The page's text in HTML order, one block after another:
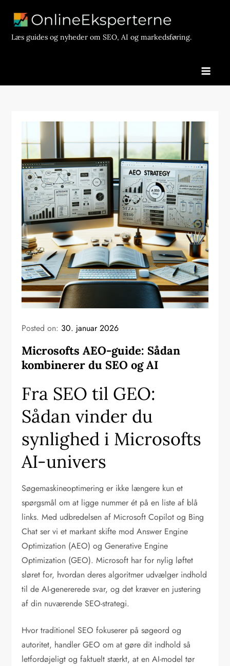
contentLæs guides og nyheder om SEO, AI og markedsføring.
Posted on: 30. januar 2026
Microsofts AEO-guide: Sådan
kombinerer du SEO og AI
Fra SEO til GEO:
Sådan vinder du
synlighed i Microsofts
AI-univers
Søgemaskineoptimering er ikke længere kun et
spørgsmål om at ligge nummer ét på en liste af blå
links. Med udbredelsen af Microsoft Copilot og Bing
Chat ser vi et markant skifte mod Answer Engine
Optimization (AEO) og Generative Engine
Optimization (GEO). Microsoft har for nylig løftet
sløret for, hvordan deres algoritmer udvælger indhold
til de AI-genererede svar, og det kræver en justering
af din nuværende SEO-strategi.
Hvor traditionel SEO fokuserer på søgeord og
autoritet, handler GEO om at gøre dit indhold så
letfordøjeligt og faktuelt stærkt, at en AI-model tør